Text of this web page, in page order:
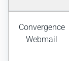
Convergence
Webmail